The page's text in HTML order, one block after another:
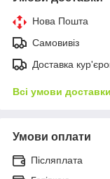
Нова Пошта
Самовивіз
Доставка
Всі умови доставки
Умови оплати
Післяплата